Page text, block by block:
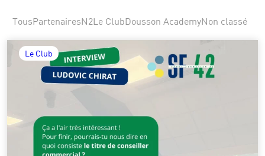
TousPartenairesN2Le ClubDousson AcademyNon classé
Le Club